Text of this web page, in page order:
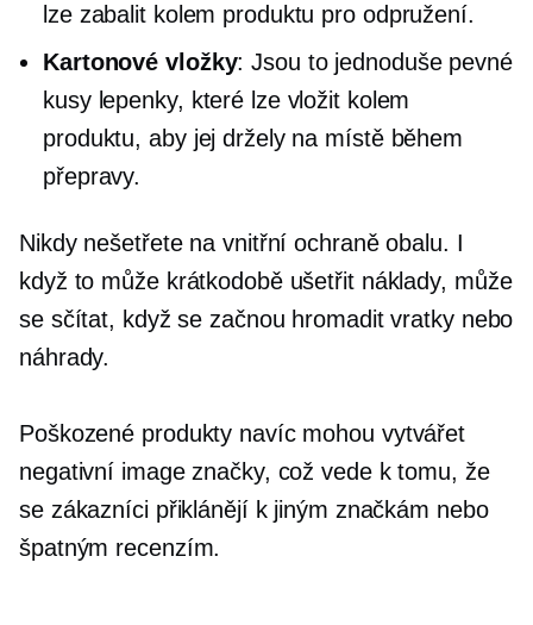
lze zabalit kolem produktu pro odpružení.
Kartonové vložky: Jsou to jednoduše pevné
kusy lepenky, které lze vložit kolem
produktu, aby jej držely na místě během
přepravy.
Nikdy nešetřete na vnitřní ochraně obalu. I
když to může krátkodobě ušetřit náklady, může
se sčítat, když se začnou hromadit vratky nebo
náhrady.
Poškozené produkty navíc mohou vytvářet
negativní image značky, což vede k tomu, že
se zákazníci přiklánějí k jiným značkám nebo
špatným recenzím.